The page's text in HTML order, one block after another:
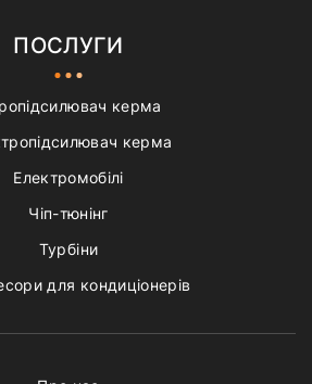
ПОСЛУГИ
керма
керма
Електромобілі
Чіп-тюнінг
Турбіни
для кондиціонерів